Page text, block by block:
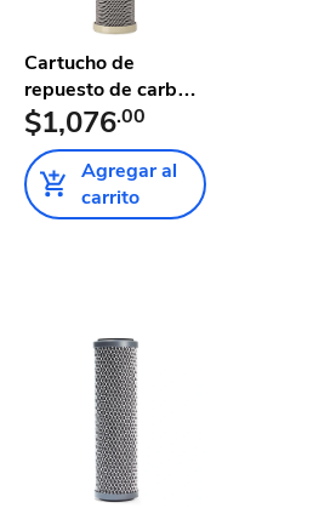
Cartucho de
repuesto de carbón
activado ...
$1,076.00
Agregar al
carrito